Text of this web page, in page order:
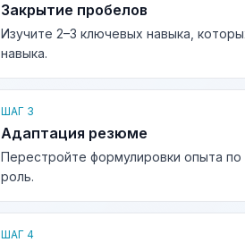
Закрытие пробелов
Изучите 2–3 ключевых навыка,
навыка.
ШАГ 3
Адаптация резюме
Перестройте формулировки опыта
роль.
ШАГ 4